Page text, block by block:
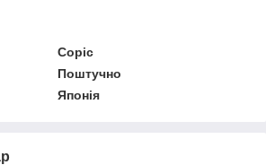
Copic
Поштучно
Японія